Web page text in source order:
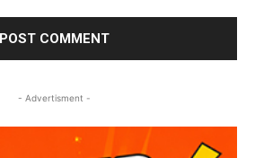
- Advertisment -